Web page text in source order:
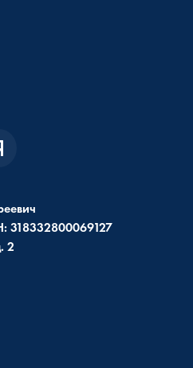
318332800069127
2